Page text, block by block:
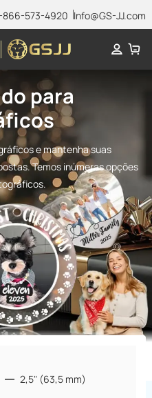
866-573-4920 Info@GS-JJ.com
para
e mantenha suas
Temos inúmeras opções
2,5" (63,5 mm)